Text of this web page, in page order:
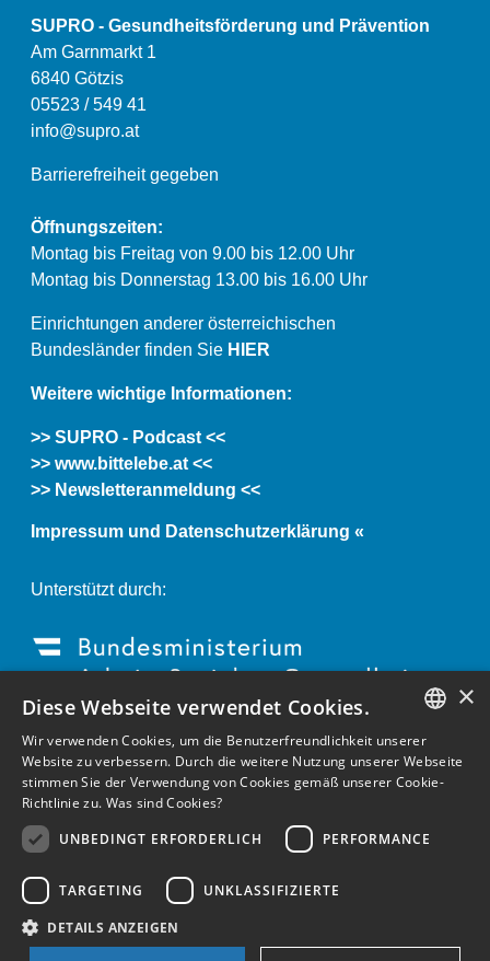
SUPRO - Gesundheitsförderung und Prävention
Am Garnmarkt 1
6840 Götzis
05523 / 549 41
info@supro.at
Barrierefreiheit gegeben
Öffnungszeiten:
Montag bis Freitag von 9.00 bis 12.00 Uhr
Montag bis Donnerstag 13.00 bis 16.00 Uhr
Einrichtungen anderer österreichischen
Bundesländer finden Sie HIER
Weitere wichtige Informationen:
>> SUPRO - Podcast <<
>> www.bittelebe.at <<
>> Newsletteranmeldung <<
Impressum und Datenschutzerklärung «
Unterstützt durch:
GERMAN
ENGLISH
×
Diese Webseite verwendet Cookies.
Wir verwenden Cookies, um die Benutzerfreundlichkeit unserer
Website zu verbessern. Durch die weitere Nutzung unserer Webseite
stimmen Sie der Verwendung von Cookies gemäß unserer Cookie-
Richtlinie zu. Was sind Cookies?
UNBEDINGT ERFORDERLICH
PERFORMANCE
TARGETING UNKLASSIFIZIERTE
DETAILS ANZEIGEN